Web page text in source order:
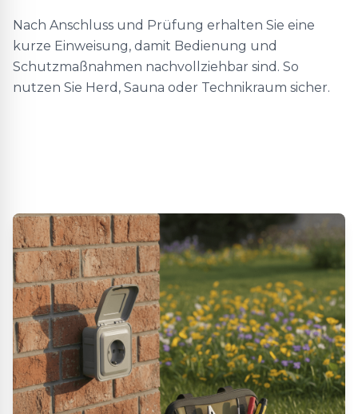
Nach Anschluss und Prüfung erhalten Sie eine
kurze Einweisung, damit Bedienung und
Schutzmaßnahmen nachvollziehbar sind. So
nutzen Sie Herd, Sauna oder Technikraum sicher.